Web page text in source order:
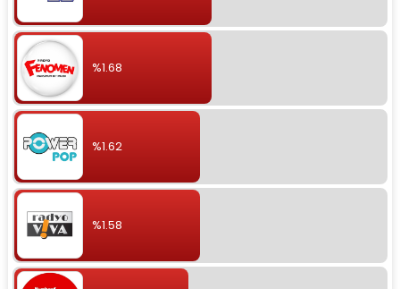
%1.68
%1.62
%1.58